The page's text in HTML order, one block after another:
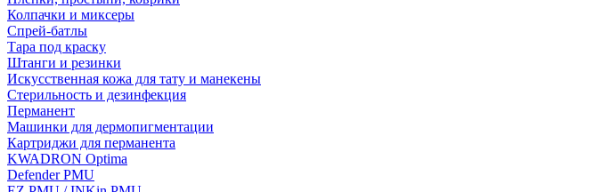
Колпачки и миксеры
Спрей-батлы
Тара под краску
Штанги и резинки
Искусственная кожа для тату и манекены
Стерильность и дезинфекция
Перманент
Машинки для дермопигментации
Картриджи для перманента
KWADRON Optima
Defender PMU